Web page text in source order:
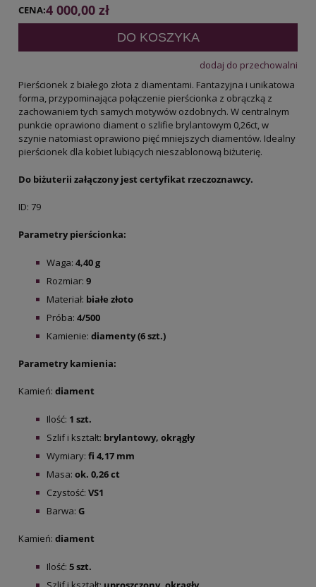
CENA:4 000,00 zł
DO KOSZYKA
dodaj do przechowalni
Pierścionek z białego złota z diamentami. Fantazyjna i unikatowa
forma, przypominająca połączenie pierścionka z obrączką z
zachowaniem tych samych motywów ozdobnych. W centralnym
punkcie oprawiono diament o szlifie brylantowym 0,26ct, w
szynie natomiast oprawiono pięć mniejszych diamentów. Idealny
pierścionek dla kobiet lubiących nieszablonową biżuterię.
Do biżuterii załączony jest certyfikat rzeczoznawcy.
ID: 79
Parametry pierścionka:
Waga: 4,40 g
Rozmiar: 9
Materiał: białe złoto
Próba: 4/500
Kamienie: diamenty (6 szt.)
Parametry kamienia:
Kamień: diament
Ilość: 1 szt.
Szlif i kształt: brylantowy, okrągły
Wymiary: fi 4,17 mm
Masa: ok. 0,26 ct
Czystość: VS1
Barwa: G
Kamień: diament
Ilość: 5 szt.